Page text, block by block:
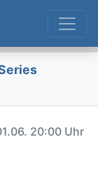
20:00 Uhr